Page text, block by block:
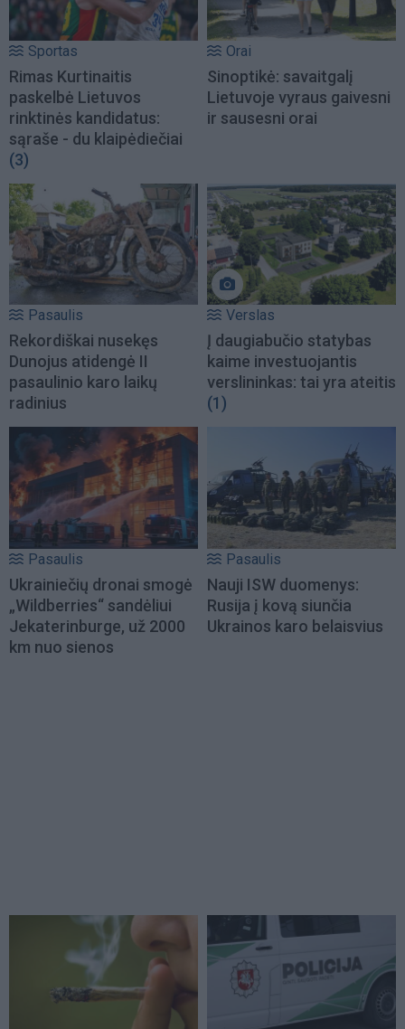
Sportas
Rimas Kurtinaitis
paskelbė Lietuvos
rinktinės kandidatus:
sąraše - du klaipėdiečiai
(3)
Orai
Sinoptikė: savaitgalį
Lietuvoje vyraus gaivesni
ir sausesni orai
Pasaulis
Rekordiškai nusekęs
Dunojus atidengė II
pasaulinio karo laikų
radinius
Verslas
Į daugiabučio statybas
kaime investuojantis
verslininkas: tai yra ateitis
(1)
Pasaulis
Ukrainiečių dronai smogė
„Wildberries“ sandėliui
Jekaterinburge, už 2000
km nuo sienos
Pasaulis
Nauji ISW duomenys:
Rusija į kovą siunčia
Ukrainos karo belaisvius